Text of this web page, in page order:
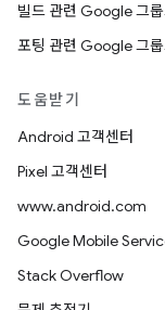
빌드 관련 Google 그
포팅 관련 Google 그
도움받기
Android 고객센터
Pixel 고객센터
www.android.com
Google Mobile
Stack Overflow